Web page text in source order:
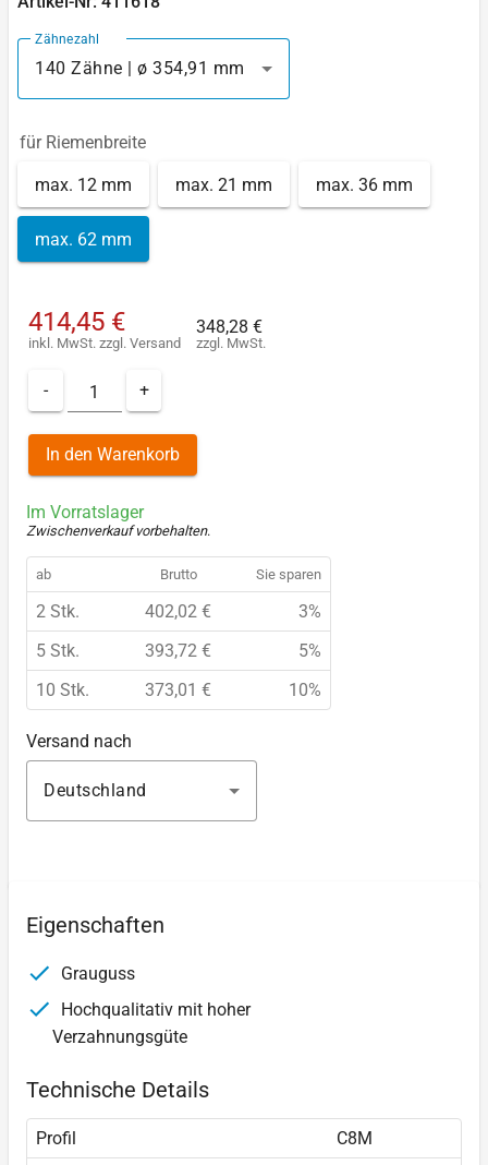
Zähnezahl
140 Zähne | ø 354,91 mm
für Riemenbreite
max. 12 mm max. 21 mm max. 36 mm
max. 62 mm
414,45 €
inkl. MwSt. zzgl. Versand
348,28 €
zzgl. MwSt.
- +
In den Warenkorb
Im Vorratslager
Zwischenverkauf vorbehalten.
ab Brutto Sie sparen
2 Stk. 402,02 €
3%
5 Stk.
393,72 €
5%
10 Stk.
373,01 € 10%
Versand nach
Deutschland
Eigenschaften
Grauguss
Hochqualitativ mit hoher
Verzahnungsgüte
Technische Details
Profil
C8M